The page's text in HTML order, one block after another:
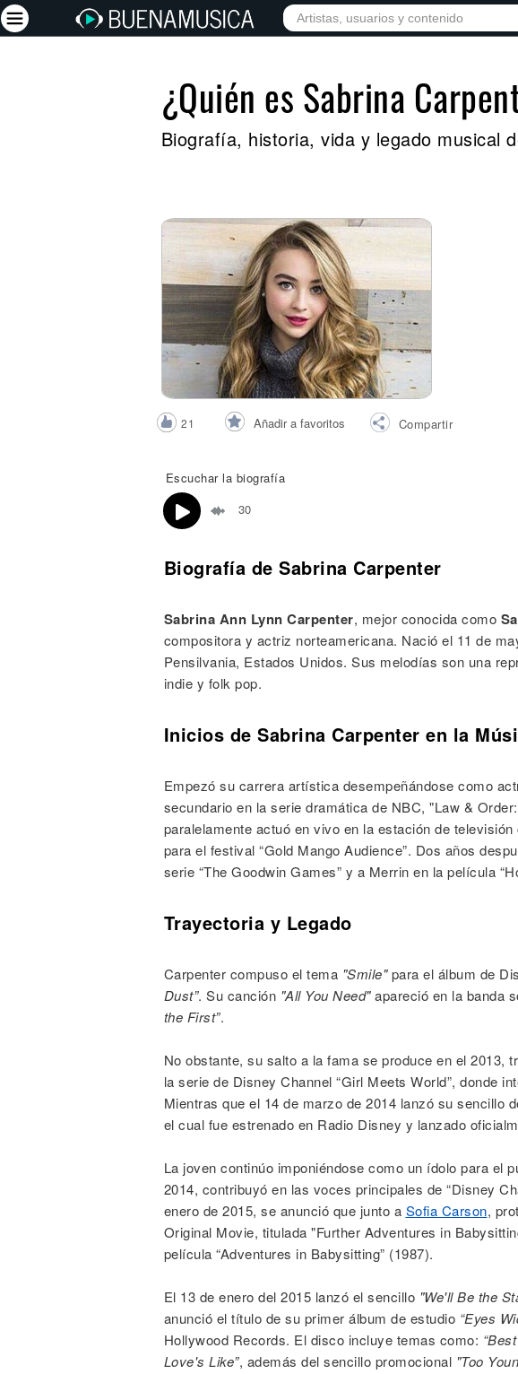
¿Quién es Sabrina
Biografía, historia, vida y legado musical
21 Añadir a favoritos Compartir
Escuchar la biografía
30
Biografía de Sabrina Carpenter
Sabrina Ann Lynn Carpenter, mejor conocida como
compositora y actriz norteamericana. Nació el 11 de
Pensilvania, Estados Unidos. Sus melodías son una
indie y folk pop.
Inicios de Sabrina Carpenter en la
Empezó su carrera artística desempeñándose como
secundario en la serie dramática de NBC, "Law &
paralelamente actuó en vivo en la estación de
para el festival “Gold Mango Audience”. Dos años
serie “The Goodwin Games” y a Merrin en la película
Trayectoria y Legado
Carpenter compuso el tema "Smile"para el álbum de
Dust”. Su canción "All You Need"apareció en la banda
the First”.
No obstante, su salto a la fama se produce en el 2013,
la serie de Disney Channel “Girl Meets World”, donde
Mientras que el 14 de marzo de 2014 lanzó su sencillo
el cual fue estrenado en Radio Disney y lanzado
La joven continúo imponiéndose como un ídolo para el
2014, contribuyó en las voces principales de “Disney
enero de 2015, se anunció que junto a Sofia Carson,
Original Movie, titulada "Further Adventures in
película “Adventures in Babysitting” (1987).
El 13 de enero del 2015 lanzó el sencillo "We'll Be the
anunció el título de su primer álbum de estudio “Eyes
Hollywood Records. El disco incluye temas como:
Love's Like”, además del sencillo promocional "Too